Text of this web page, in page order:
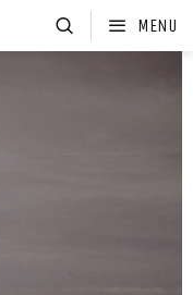
MENU
Alain